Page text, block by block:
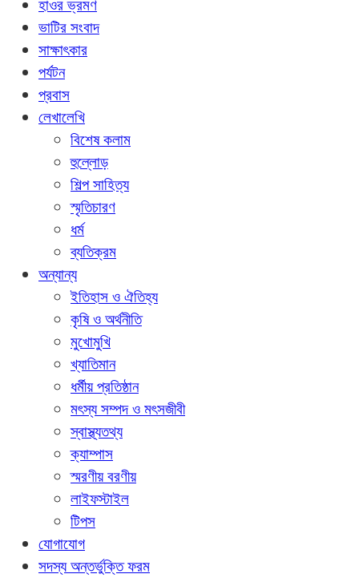
হাওর ভ্রমণ
ভাটির সংবাদ
সাক্ষাৎকার
পর্যটন
প্রবাস
লেখালেখি
বিশেষ কলাম
হুল্লোড়
শিল্প সাহিত্য
স্মৃতিচারণ
ধর্ম
ব্যতিক্রম
অন্যান্য
ইতিহাস ও ঐতিহ্য
কৃষি ও অর্থনীতি
মুখোমুখি
খ্যাতিমান
ধর্মীয় প্রতিষ্ঠান
মৎস্য সম্পদ ও মৎসজীবী
স্বাস্থ্যতথ্য
ক্যাম্পাস
স্মরণীয় বরণীয়
লাইফস্টাইল
টিপস
যোগাযোগ
সদস্য অন্তর্ভুক্তি ফরম